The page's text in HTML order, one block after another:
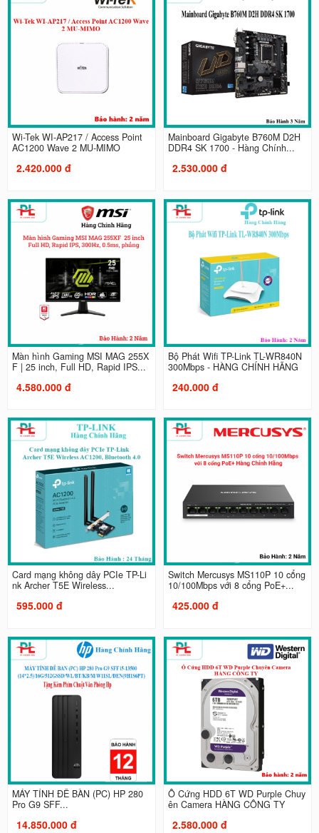
Wi-Tek WI-AP217 / Access Point
AC1200 Wave 2 MU-MIMO
2.420.000 đ
Mainboard Gigabyte B760M D2H
DDR4 SK 1700 - Hàng Chính...
2.530.000 đ
Màn hình Gaming MSI MAG 255X
F | 25 inch, Full HD, Rapid IPS...
4.580.000 đ
Bộ Phát Wifi TP-Link TL-WR840N
300Mbps - HÀNG CHÍNH HÃNG
240.000 đ
Card mạng không dây PCIe TP-Li
nk Archer T5E Wireless...
595.000 đ
Switch Mercusys MS110P 10 cổng
10/100Mbps với 8 cổng PoE+...
425.000 đ
MÁY TÍNH ĐỂ BÀN (PC) HP 280
Pro G9 SFF...
14.850.000 đ
Ổ Cứng HDD 6T WD Purple Chuy
ên Camera HÀNG CÔNG TY
2.580.000 đ